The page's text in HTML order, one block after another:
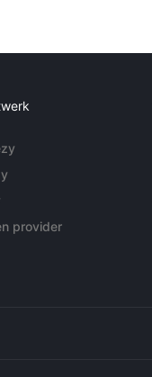
provider